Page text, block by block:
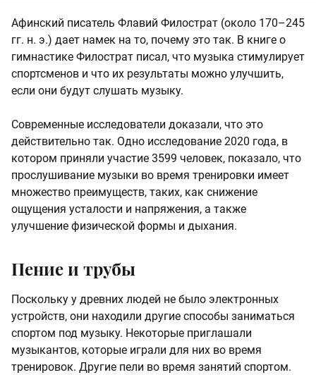
Афинский писатель Флавий Филострат (около 170–245
гг. н. э.) дает намек на то, почему это так. В книге о
гимнастике Филострат писал, что музыка стимулирует
спортсменов и что их результаты можно улучшить,
если они будут слушать музыку.
Современные исследователи доказали, что это
действительно так. Одно исследование 2020 года, в
котором приняли участие 3599 человек, показало, что
прослушивание музыки во время тренировки имеет
множество преимуществ, таких, как снижение
ощущения усталости и напряжения, а также
улучшение физической формы и дыхания.
Пение и трубы
Поскольку у древних людей не было электронных
устройств, они находили другие способы заниматься
спортом под музыку. Некоторые приглашали
музыкантов, которые играли для них во время
тренировок. Другие пели во время занятий спортом.